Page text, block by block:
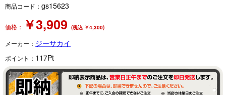
商品コード： gs15623
価格： ￥3,909 (税込 ￥4,300)
メーカー： ジーサカイ
ポイント： 117Pt